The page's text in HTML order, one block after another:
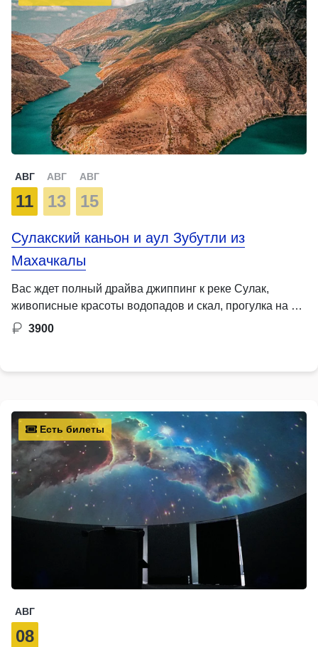
АВГ
11
АВГ
13
АВГ
15
Сулакский каньон и аул Зубутли из
Махачкалы
Вас ждет полный драйва джиппинг к реке Сулак,
живописные красоты водопадов и скал, прогулка на …
3900
Есть билеты
АВГ
08